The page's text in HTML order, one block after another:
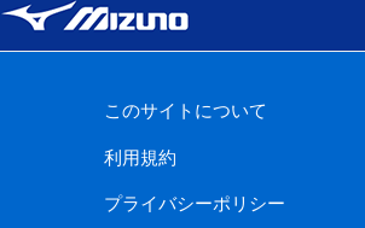
このサイトについて
利用規約
プライバシーポリシー